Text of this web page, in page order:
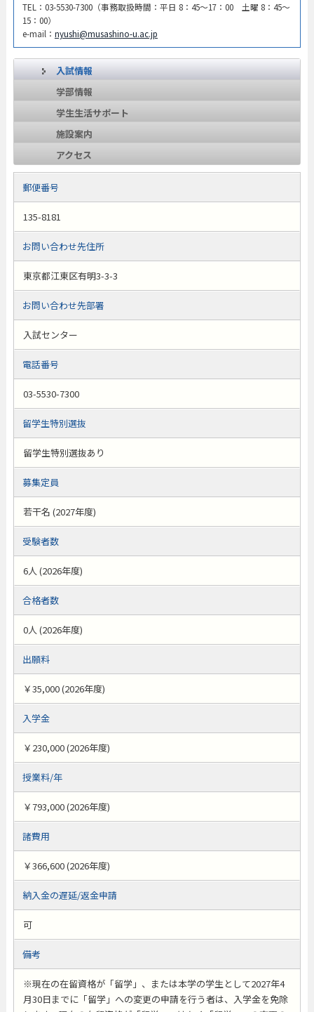
TEL：03-5530-7300（事務取扱時間：平日 8：45～17：00 土曜 8：45～
15：00）
e-mail： nyushi@musashino-u.ac.jp
入試情報
学部情報
学生生活サポート
施設案内
アクセス
郵便番号
135-8181
お問い合わせ先住所
東京都江東区有明3-3-3
お問い合わせ先部署
入試センター
電話番号
03-5530-7300
留学生特別選抜
留学生特別選抜あり
募集定員
若干名 (2027年度)
受験者数
6人 (2026年度)
合格者数
0人 (2026年度)
出願料
￥35,000 (2026年度)
入学金
￥230,000 (2026年度)
授業料/年
￥793,000 (2026年度)
諸費用
￥366,600 (2026年度)
納入金の遅延/返金申請
可
備考
※現在の在留資格が「留学」、または本学の学生として2027年4
月30日までに「留学」への変更の申請を行う者は、入学金を免除